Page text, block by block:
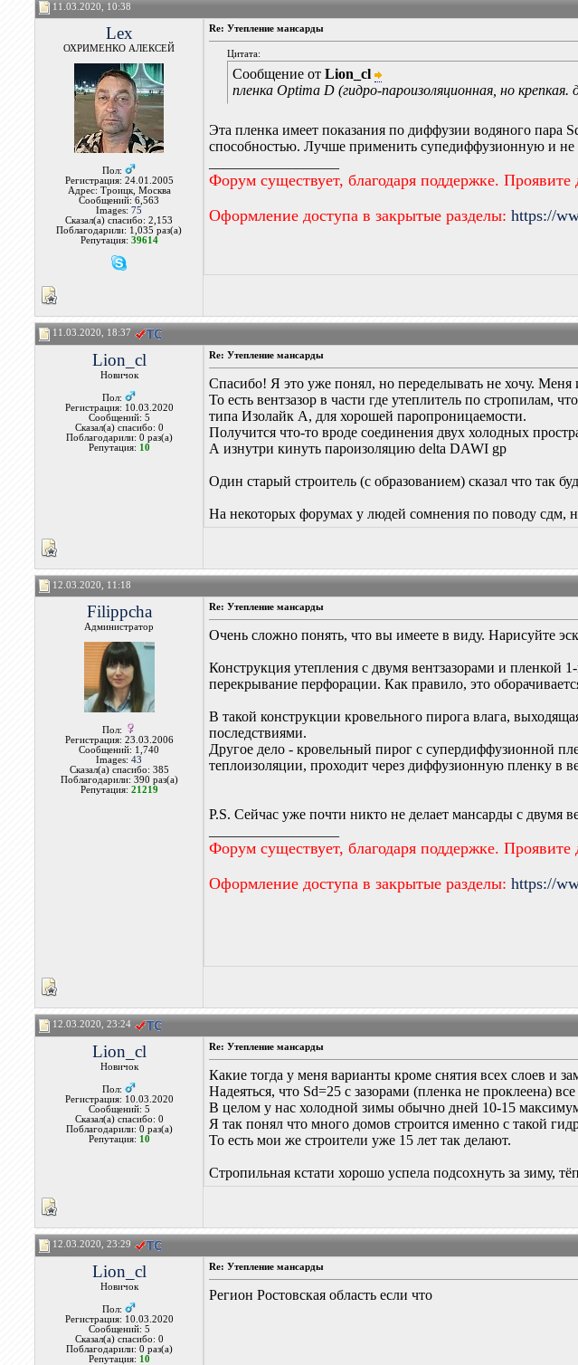
11.03.2020, 10:38
Lex
ОХРИМЕНКО АЛЕКСЕЙ
Пол:
Регистрация: 24.01.2005
Адрес: Троицк, Москва
Сообщений: 6,563
Images:75
Сказал(а) спасибо: 2,153
Поблагодарили: 1,035 раз(а)
Репутация: 39614
Re: Утепление мансарды
Цитата:
Сообщение отLion_cl
пленка Optima D (гидро-пароизоляционная, но
Эта пленка имеет показания по диффузии водяного пара
способностью. Лучше применить супедиффузионную и не
Форум существует, благодаря поддержке.
Оформление доступа в закрытые разделы:https://
11.03.2020, 18:37
Lion_cl
Новичок
Пол:
Регистрация: 10.03.2020
Сообщений: 5
Сказал(а) спасибо: 0
Поблагодарили: 0 раз(а)
Репутация: 10
Re: Утепление мансарды
Спасибо! Я это уже понял, но переделывать не хочу. Меня
То есть вентзазор в части где утеплитель по стропилам,
типа Изолайк А, для хорошей паропроницаемости.
Получится что-то вроде соединения двух холодных
А изнутри кинуть пароизоляцию delta DAWI gp
Один старый строитель (с образованием) сказал что так
На некоторых форумах у людей сомнения по поводу сдм,
12.03.2020, 11:18
Filippcha
Администратор
Пол:
Регистрация: 23.03.2006
Сообщений: 1,740
Images:43
Сказал(а) спасибо: 385
Поблагодарили: 390 раз(а)
Репутация: 21219
Re: Утепление мансарды
Очень сложно понять, что вы имеете в виду. Нарисуйте
Конструкция утепления с двумя вентзазорами и пленкой
перекрывание перфорации. Как правило, это
В такой конструкции кровельного пирога влага,
последствиями.
Другое дело - кровельный пирог с супердиффузионной
теплоизоляции, проходит через диффузионную пленку в
P.S. Сейчас уже почти никто не делает мансарды с двумя
Форум существует, благодаря поддержке.
Оформление доступа в закрытые разделы:https://
12.03.2020, 23:24
Lion_cl
Новичок
Пол:
Регистрация: 10.03.2020
Сообщений: 5
Сказал(а) спасибо: 0
Поблагодарили: 0 раз(а)
Репутация: 10
Re: Утепление мансарды
Какие тогда у меня варианты кроме снятия всех слоев и
Надеяться, что Sd=25 с зазорами (пленка не проклеена)
В целом у нас холодной зимы обычно дней 10-15
Я так понял что много домов строится именно с такой
То есть мои же строители уже 15 лет так делают.
Стропильная кстати хорошо успела подсохнуть за зиму,
12.03.2020, 23:29
Lion_cl
Новичок
Пол:
Регистрация: 10.03.2020
Сообщений: 5
Сказал(а) спасибо: 0
Поблагодарили: 0 раз(а)
Репутация: 10
Re: Утепление мансарды
Регион Ростовская область если что